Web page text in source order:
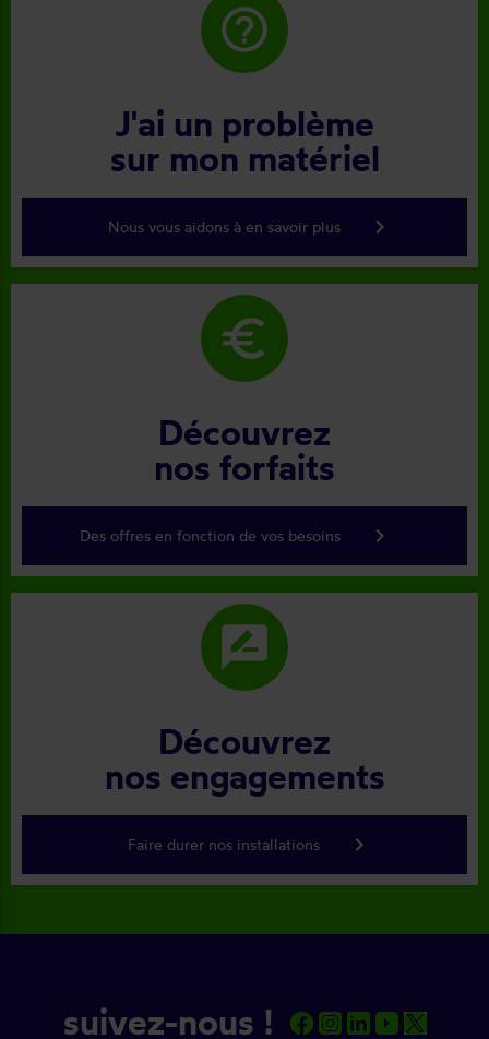
help_outline
J'ai un problème
sur mon matériel
Nous vous aidons à en savoir plus keyboard_arrow_right
euro
Découvrez
nos forfaits
Des offres en fonction de vos besoins keyboard_arrow_right
rate_review
Découvrez
nos engagements
Faire durer nos installations keyboard_arrow_right
suivez-nous !